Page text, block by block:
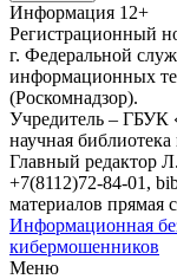
Информация 12+
Регистрационный
г. Федеральной
информационных
(Роскомнадзор).
Учредитель – ГБУК
научная
Главный редактор
+7(8112)72-84-01,
материалов прямая
Информационная
кибермошенников
Меню